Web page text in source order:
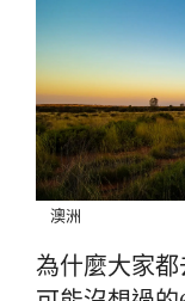
澳洲
為什麼大家